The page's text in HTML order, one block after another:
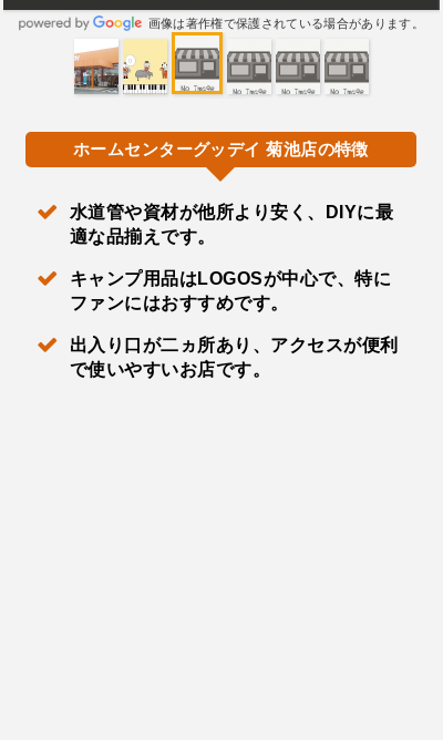
画像は著作権で保護されている場合があります。
ホームセンターグッデイ 菊池店の特徴
水道管や資材が他所より安く、DIYに最
適な品揃えです。
キャンプ用品はLOGOSが中心で、特に
ファンにはおすすめです。
出入り口が二ヵ所あり、アクセスが便利
で使いやすいお店です。